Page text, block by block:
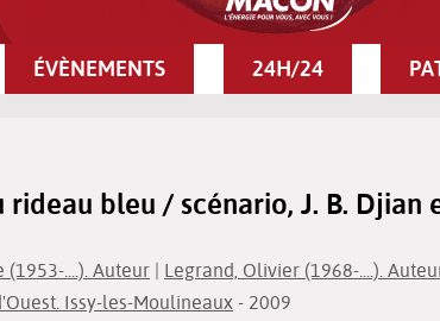
ÉVÈNEMENTS 24H/24
rideau bleu / scénario, J. B. Djian
(1953-....). Auteur | Legrand, Olivier (1968-....).
Issy-les-Moulineaux - 2009